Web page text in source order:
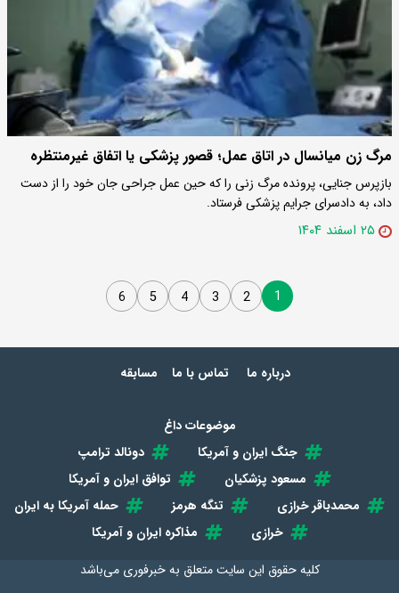
مرگ زن میانسال در اتاق عمل؛ قصور پزشکی یا اتفاق غیرمنتظره
بازپرس جنایی، پرونده مرگ زنی را که حین عمل جراحی جان خود را از دست
داد، به دادسرای جرایم پزشکی فرستاد.
۲۵ اسفند ۱۴۰۴
1
2
3
4
5
6
درباره ما تماس با ما مسابقه
موضوعات داغ
جنگ ایران و آمریکا
دونالد ترامپ
مسعود پزشکیان
توافق ایران و آمریکا
محمدباقر خرازی
تنگه هرمز
حمله آمریکا به ایران
خرازی
مذاکره ایران و آمریکا
کلیه حقوق این سایت متعلق بهخبرفوری می‌باشد